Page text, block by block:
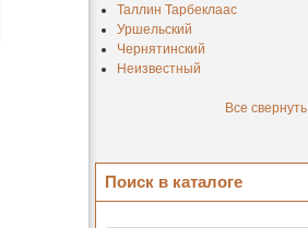
Таллин Тарбеклаас
Уршельский
Чернятинский
Неизвестный
Все свернуть
Поиск в каталоге